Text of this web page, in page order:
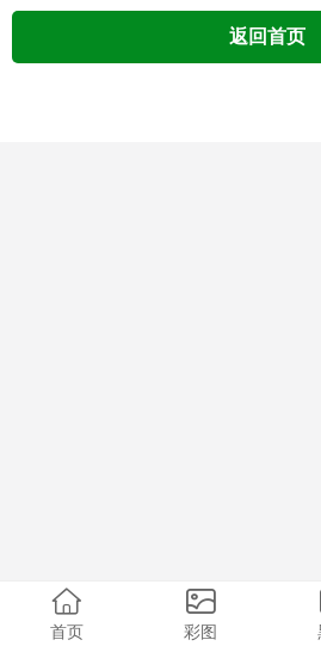
返回首页
首页 彩图